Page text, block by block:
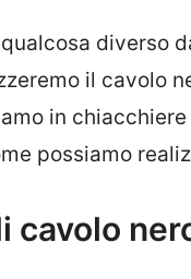
diverso
il cavolo
in
possiamo
cavolo